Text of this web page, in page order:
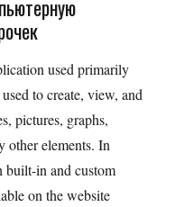
used primarily
to create, view, and
pictures, graphs,
other elements. In
built-in and custom
on the website